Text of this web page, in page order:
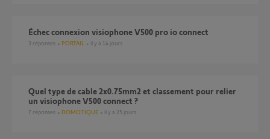
Échec connexion visiophone V500 pro io connect
3 réponses PORTAIL il y a 14 jours
Quel type de cable 2x0.75mm2 et classement pour relier
un visiophone V500 connect ?
7 réponses DOMOTIQUE il y a 25 jours